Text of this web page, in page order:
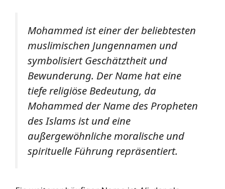
Mohammedist einer der beliebtesten
muslimischen Jungennamen und
symbolisiert Geschätztheit und
Bewunderung. Der Name hat eine
tiefe religiöse Bedeutung, da
Mohammed der Name des Propheten
des Islams ist und eine
außergewöhnliche moralische und
spirituelle Führung repräsentiert.